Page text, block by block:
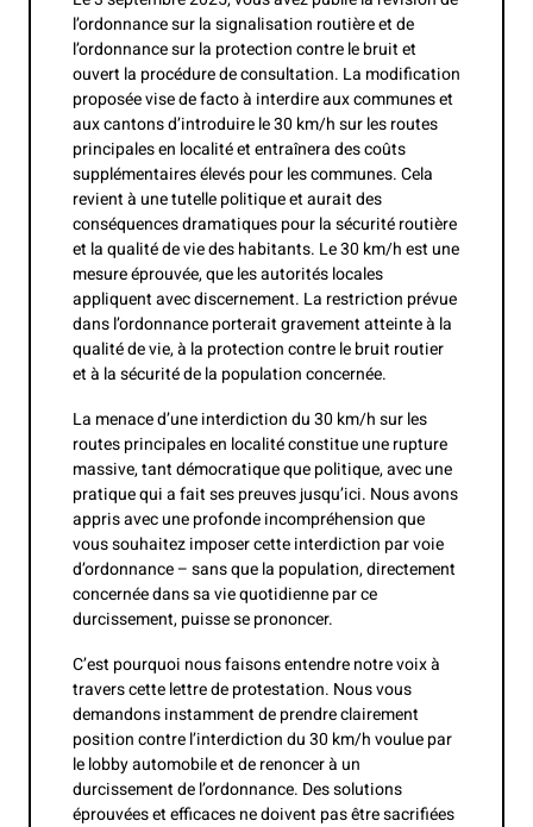
l’ordonnance sur la signalisation routière et de
l’ordonnance sur la protection contre le bruit et
ouvert la procédure de consultation. La modification
proposée vise de facto à interdire aux communes et
aux cantons d’introduire le 30 km/h sur les routes
principales en localité et entraînera des coûts
supplémentaires élevés pour les communes. Cela
revient à une tutelle politique et aurait des
conséquences dramatiques pour la sécurité routière
et la qualité de vie des habitants. Le 30 km/h est une
mesure éprouvée, que les autorités locales
appliquent avec discernement. La restriction prévue
dans l’ordonnance porterait gravement atteinte à la
qualité de vie, à la protection contre le bruit routier
et à la sécurité de la population concernée.
La menace d’une interdiction du 30 km/h sur les
routes principales en localité constitue une rupture
massive, tant démocratique que politique, avec une
pratique qui a fait ses preuves jusqu’ici. Nous avons
appris avec une profonde incompréhension que
vous souhaitez imposer cette interdiction par voie
d’ordonnance – sans que la population, directement
concernée dans sa vie quotidienne par ce
durcissement, puisse se prononcer.
C’est pourquoi nous faisons entendre notre voix à
travers cette lettre de protestation. Nous vous
demandons instamment de prendre clairement
position contre l’interdiction du 30 km/h voulue par
le lobby automobile et de renoncer à un
durcissement de l’ordonnance. Des solutions
éprouvées et efficaces ne doivent pas être sacrifiées